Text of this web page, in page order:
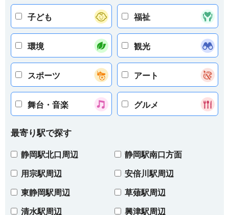
子ども 福祉
環境 観光
スポーツ アート
舞台・音楽 グルメ
最寄り駅で探す
静岡駅北口周辺 静岡駅南口方面
用宗駅周辺 安倍川駅周辺
東静岡駅周辺 草薙駅周辺
清水駅周辺 興津駅周辺